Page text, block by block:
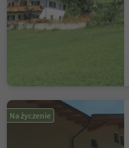
Na życzenie